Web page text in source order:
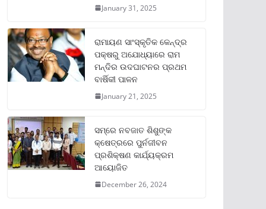
January 31, 2025
ରାମାୟଣ ସାଂସ୍କୃତିକ କେନ୍ଦ୍ର
ପକ୍ଷରୁ ଅଯୋଧ୍ୟାରେ ରାମ
ମନ୍ଦିର ଉଦଘାଟନର ପ୍ରଥମ
ବାର୍ଷିକୀ ପାଳନ
January 21, 2025
ସମ୍‌ରେ ନବଜାତ ଶିଶୁଙ୍କ
କ୍ଷେତ୍ରରେ ପୁର୍ନଜୀବନ
ପ୍ରଶିକ୍ଷଣ କାର୍ଯ୍ୟକ୍ରମ
ଆୟୋଜିତ
December 26, 2024